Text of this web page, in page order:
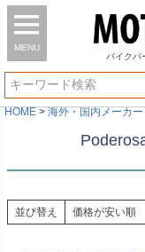
MENU
バイク パ
HOME 海外・国内メーカー
並び替え 価格が安い順